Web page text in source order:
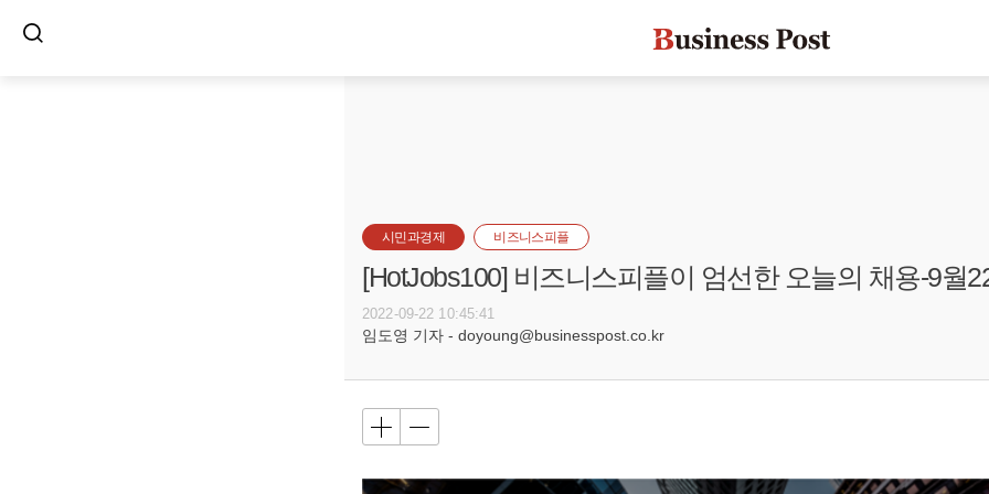
시민과경제 비즈니스피플
[HotJobs100] 비즈니스피플이 엄선한 오늘의 채용-9월
2022-09-22 10:45:41
임도영 기자 - doyoung@businesspost.co.kr